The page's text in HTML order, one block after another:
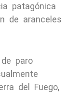
patagónica
de aranceles
paro
del Fuego,